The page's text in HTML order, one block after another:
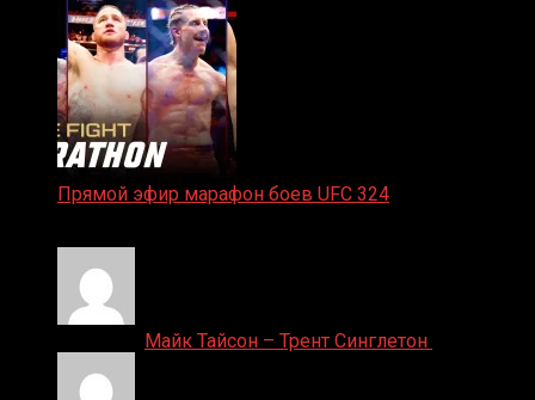
Прямой эфир марафон боев UFC 324
Майк Тайсон – Трент Синглетон